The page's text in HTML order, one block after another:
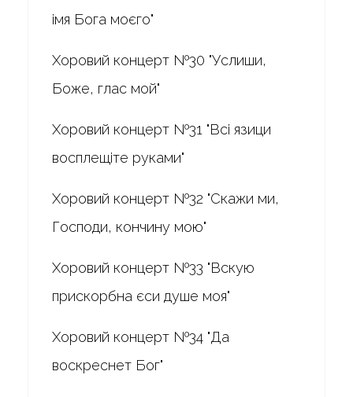
імя Бога моєго"
Хоровий концерт №30 "Услиши,
Боже, глас мой"
Хоровий концерт №31 "Всі язици
восплещіте руками"
Хоровий концерт №32 "Скажи ми,
Господи, кончину мою"
Хоровий концерт №33 "Вскую
прискорбна єси душе моя"
Хоровий концерт №34 "Да
воскреснет Бог"